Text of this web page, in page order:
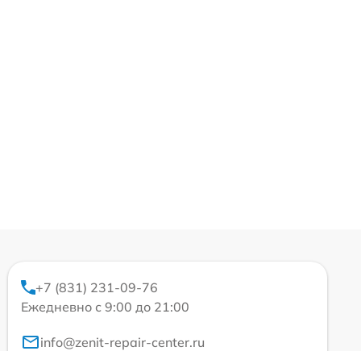
+7 (831) 231-09-76
Ежедневно с 9:00 до 21:00
info@zenit-repair-center.ru